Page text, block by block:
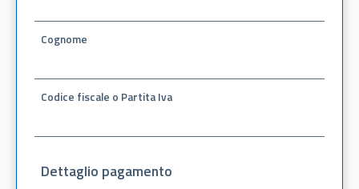
Cognome
Codice fiscale o Partita Iva
Dettaglio pagamento